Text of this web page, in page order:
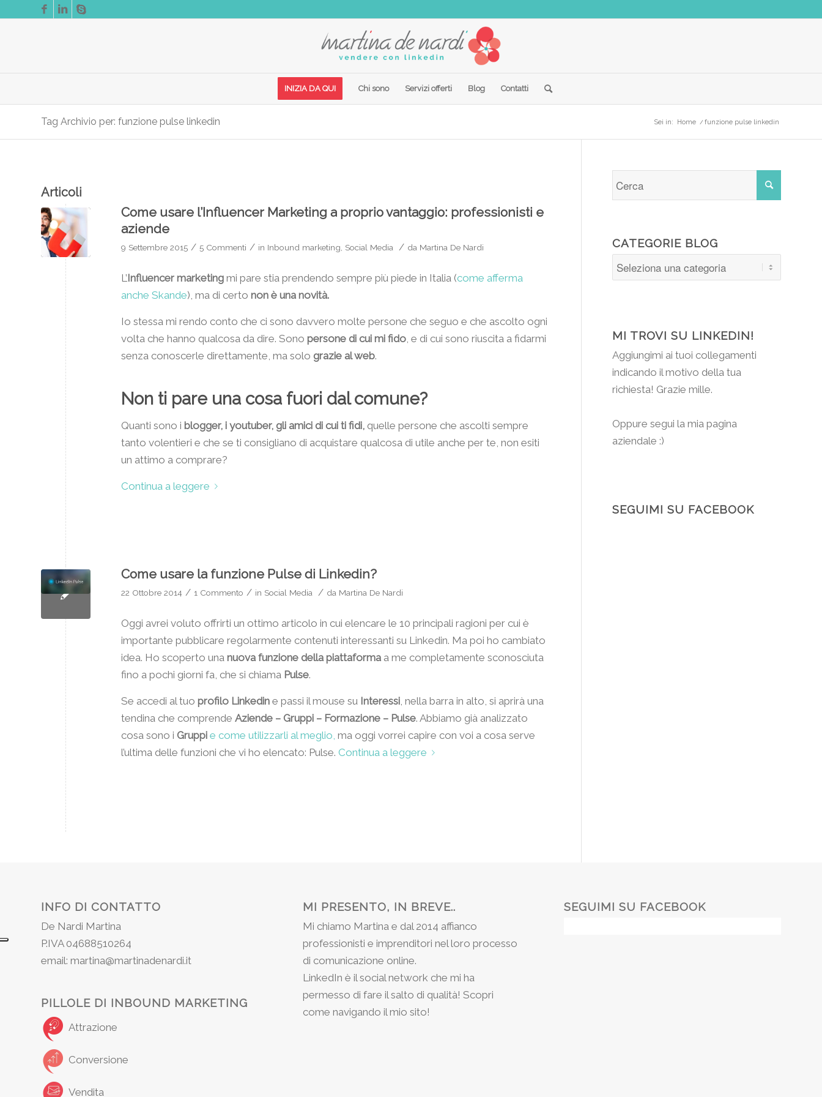
INIZIA DA QUI Chi sono Servizi offerti Blog Contatti
Tag Archivio per: funzione pulse linkedin Sei in: Home / funzione pulse linkedin
Articoli
Come usare l’Influencer Marketing a proprio vantaggio: professionisti e
aziende
9 Settembre 2015 / 5 Commenti / in Inbound marketing Social Media / da Martina De Nardi
L’Influencer marketing mi pare stia prendendo sempre più piede in Italia (come afferma
anche Skande), ma di certo non è una novità.
Io stessa mi rendo conto che ci sono davvero molte persone che seguo e che ascolto ogni
volta che hanno qualcosa da dire. Sono persone di cui mi fido , e di cui sono riuscita a fidarmi
senza conoscerle direttamente, ma solo grazie al web.
Non ti pare una cosa fuori dal comune?
Quanti sono i blogger, i youtuber, gli amici di cui ti fidi, quelle persone che ascolti sempre
tanto volentieri e che se ti consigliano di acquistare qualcosa di utile anche per te, non esiti
un attimo a comprare?
Continua a leggere
Come usare la funzione Pulse di Linkedin?
22 Ottobre 2014 / 1 Commento / in Social Media / da Martina De Nardi
Oggi avrei voluto offrirti un ottimo articolo in cui elencare le 10 principali ragioni per cui è
importante pubblicare regolarmente contenuti interessanti su Linkedin. Ma poi ho cambiato
idea. Ho scoperto una nuova funzione della piattaforma a me completamente sconosciuta
fino a pochi giorni fa, che si chiama Pulse.
Se accedi al tuo profilo Linkedin e passi il mouse su Interessi , nella barra in alto, si aprirà una
tendina che comprende Aziende – Gruppi – Formazione – Pulse. Abbiamo già analizzato
cosa sono i Gruppi e come utilizzarli al meglio, ma oggi vorrei capire con voi a cosa serve
l’ultima delle funzioni che vi ho elencato: Pulse. Continua a leggere
CATEGORIE BLOG
MI TROVI SU LINKEDIN!
Aggiungimi ai tuoi collegamenti
indicando il motivo della tua
richiesta! Grazie mille.
Oppure segui la mia pagina
aziendale :)
SEGUIMI SU FACEBOOK
INFO DI CONTATTO
De Nardi Martina
P.IVA 04688510264
email: martina@martinadenardi.it
PILLOLE DI INBOUND MARKETING
Attrazione
Conversione
Vendita
MI PRESENTO, IN BREVE..
Mi chiamo Martina e dal 2014 affianco
professionisti e imprenditori nel loro processo
di comunicazione online.
LinkedIn è il social network che mi ha
permesso di fare il salto di qualità! Scopri
come navigando il mio sito!
SEGUIMI SU FACEBOOK